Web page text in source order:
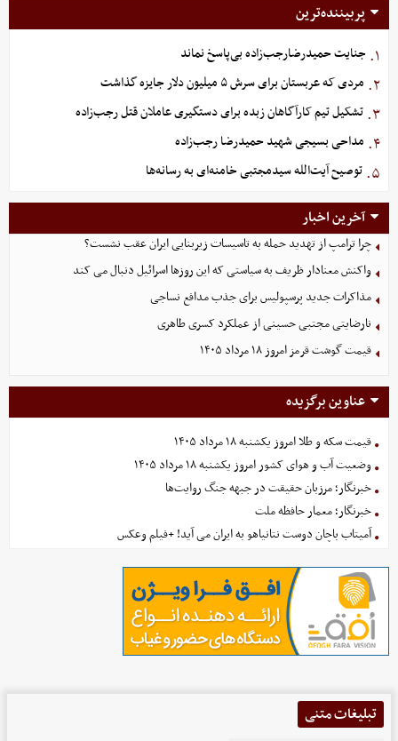
پربیننده‌ترین
۱. جنایت حمیدرضارجب‌زاده بی‌پاسخ نماند
۲. مردی که عربستان برای سرش ۵ میلیون دلار جایزه گذاشت
۳. تشکیل تیم کارآگاهان زبده برای دستگیری عاملان قتل رجب‌زاده
۴. مداحی بسیجی شهید حمیدرضا رجب‌زاده
۵. توصیح آیت‌الله سیدمجتبی خامنه‌ای به رسانه‌ها
آخرین اخبار
چرا ترامپ از تهدید حمله به تاسیسات زیربنایی ایران عقب نشست؟
واکنش معنادار ظریف به سیاستی که این روزها اسرائیل دنبال می کند
مذاکرات جدید پرسپولیس برای جذب مدافع نساجی
نارضایتی مجتبی حسینی از عملکرد کسری طاهری
قیمت گوشت قرمز امروز ۱۸ مرداد ۱۴۰۵
عناوین برگزیده
قیمت سکه و طلا امروز یکشنبه ۱۸ مرداد ۱۴۰۵
وضعیت آب و هوای کشور امروز یکشنبه ۱۸ مرداد ۱۴۰۵
خبرنگار؛ مرزبان حقیقت در جبهه جنگ روایت‌ها
خبرنگار؛ معمار حافظه ملت
آمیتاب باچان دوست نتانیاهو به ایران می آید! +فیلم وعکس
تبلیغات متنی